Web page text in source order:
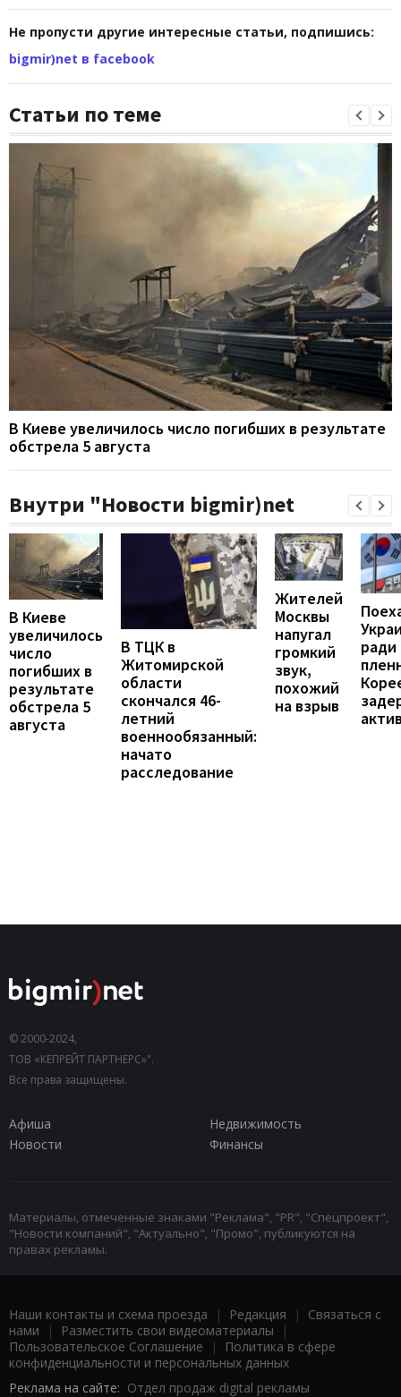
Не пропусти другие интересные статьи, подпишись:
bigmir)net в facebook
Статьи по теме
В Киеве увеличилось число погибших в результате
обстрела 5 августа
Внутри "Новости bigmir)net
В Киеве
увеличилось
число
погибших в
результате
обстрела 5
августа
В ТЦК в
Житомирской
области
скончался 46-
летний
военнообязанный:
начато
расследование
Жителей
Москвы
напугал
громкий
звук,
похожий
на взрыв
ради
© 2000-2024,
ТОВ «КЕПРЕЙТ ПАРТНЕРС»".
Все права защищены.
Афиша
Недвижимость
Новости
Финансы
Материалы, отмеченные знаками "Реклама", "PR", "Спецпроект",
"Новости компаний", "Актуально", "Промо", публикуются на
правах рекламы.
Наши контакты и схема проезда | Редакция | Связаться с
нами | Разместить свои видеоматериалы |
Пользовательское Соглашение |
Политика в сфере
конфиденциальности и персональных данных
Реклама на сайте: Отдел продаж digital рекламы